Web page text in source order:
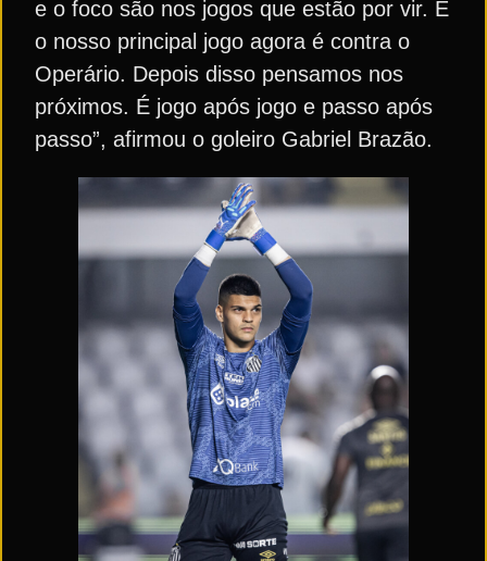
e o foco são nos jogos que estão por vir. E
o nosso principal jogo agora é contra o
Operário. Depois disso pensamos nos
próximos. É jogo após jogo e passo após
passo”, afirmou o goleiro Gabriel Brazão.